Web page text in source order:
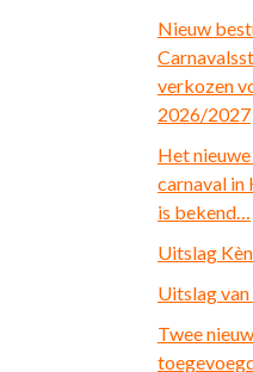
Nieuw
verkozen
2026/2027
Het
carnaval in
is bekend…
Uitslag
Uitslag
Twee